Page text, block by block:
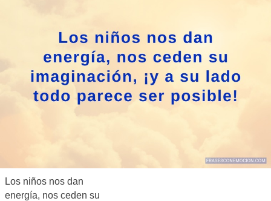
Los niños nos dan
energía, nos ceden su